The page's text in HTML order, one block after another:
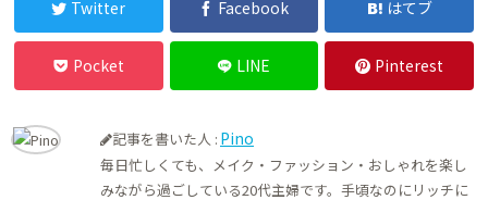
Twitter Facebook はてブ
Pocket LINE Pinterest
記事を書いた人 : Pino
毎日忙しくても、メイク・ファッション・おしゃれを楽し
みながら過ごしている20代主婦です。手頃なのにリッチに